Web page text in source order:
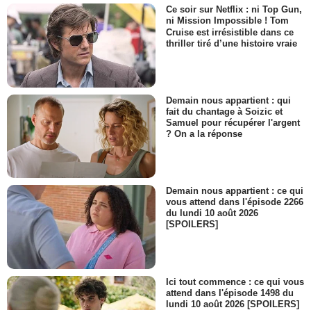
Ce soir sur Netflix : ni Top Gun,
ni Mission Impossible ! Tom
Cruise est irrésistible dans ce
thriller tiré d’une histoire vraie
Demain nous appartient : qui
fait du chantage à Soizic et
Samuel pour récupérer l'argent
? On a la réponse
Demain nous appartient : ce qui
vous attend dans l'épisode 2266
du lundi 10 août 2026
[SPOILERS]
Ici tout commence : ce qui vous
attend dans l'épisode 1498 du
lundi 10 août 2026 [SPOILERS]